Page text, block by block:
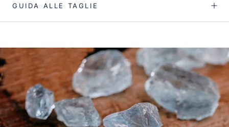
GUIDA ALLE TAGLIE